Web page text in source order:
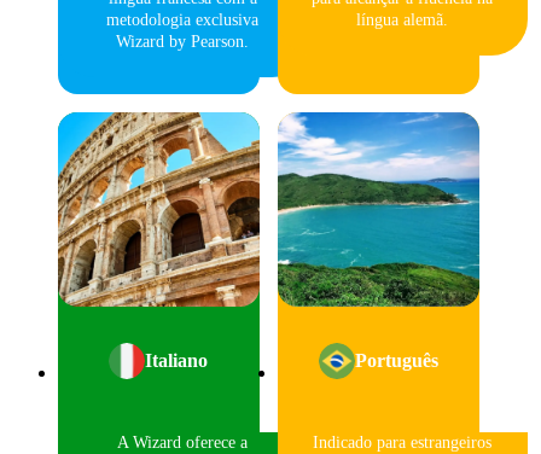
metodologia exclusiva
Wizard by Pearson.
língua alemã.
Italiano
A Wizard oferece a
Português
Indicado para estrangeiros